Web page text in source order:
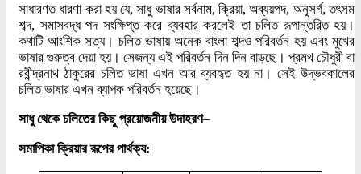
সাধারণত ধারণা করা হয় যে, সাধু ভাষার সর্বনাম, ক্রিয়া, অব্যয়পদ, অনুসর্গ, তৎসম
শব্দ, সমাসবদ্ধ পদ সংক্ষিপ্ত করে ব্যবহার করলেই তা চলিত রূপান্তরিত হয়।
কথাটি আংশিক সত্য। চলিত ভাষায় অনেক বাংলা শব্দও পরিবর্তন হয় এবং মুখের
ভাষার গুরুত্ব দেয়া হয়। সেজন্য এই পরিবর্তন দিন দিন বাড়ছে। প্রমথ চৌধুরী বা
রবীন্দ্রনাথ ঠাকুরের চলিত ভাষা এখন আর ব্যবহৃত হয় না। সেই উদ্ভবকালের
চলিত ভাষার এখন ব্যাপক পরিবর্তন হয়েছে।
সাধু থেকে চলিতের কিছু প্রয়োজনীয় উদাহরণ–
সমাপিকা ক্রিয়ার রূপের পার্থক্য: